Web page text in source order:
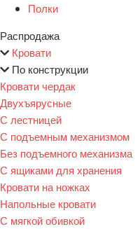
Полки
Распродажа
Кровати
По конструкции
Кровати чердак
Двухъярусные
С лестницей
С подъемным механизмом
Без подъемного механизма
С ящиками для хранения
Кровати на ножках
Напольные кровати
С мягкой обивкой